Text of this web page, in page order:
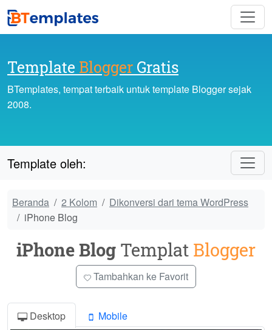
Template Blogger Gratis
BTemplates, tempat terbaik untuk template Blogger sejak
2008.
Template oleh:
Beranda 2 Kolom
Dikonversi dari tema WordPress
iPhone Blog
iPhone Blog Templat Blogger
Tambahkan ke Favorit
Desktop Mobile